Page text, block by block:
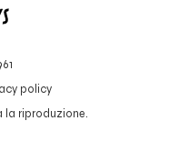
policy
riproduzione.